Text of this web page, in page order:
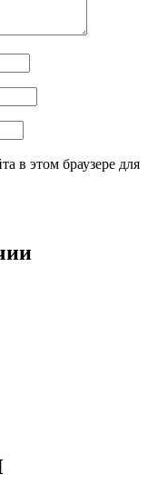
в этом браузере для